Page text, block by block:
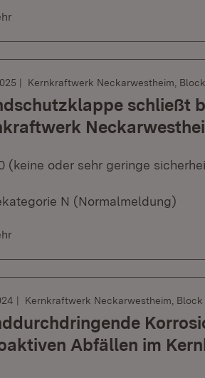
Kernkraftwerk Neckarwestheim,
schließt
(keine oder sehr geringe
N (Normalmeldung)
Kernkraftwerk Neckarwestheim, Block
Abfällen im